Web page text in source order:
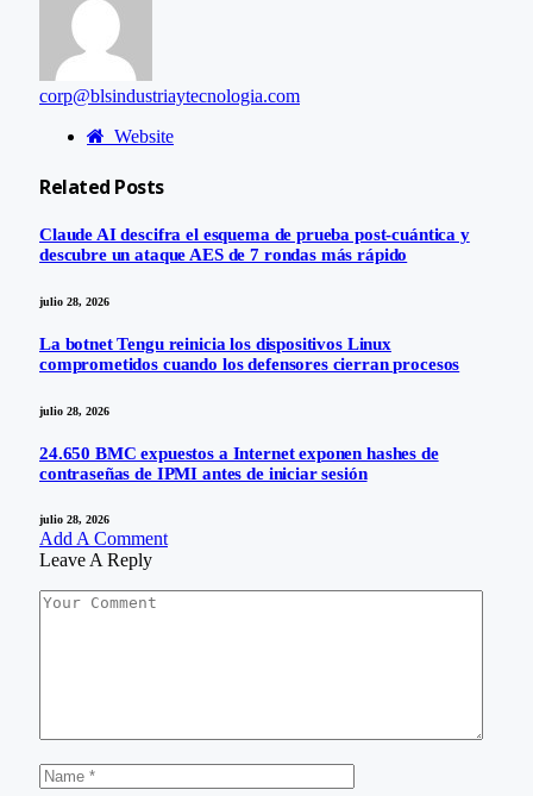
corp@blsindustriaytecnologia.com
Website
Related Posts
Claude AI descifra el esquema de prueba post-cuántica y
descubre un ataque AES de 7 rondas más rápido
julio 28, 2026
La botnet Tengu reinicia los dispositivos Linux
comprometidos cuando los defensores cierran procesos
julio 28, 2026
24.650 BMC expuestos a Internet exponen hashes de
contraseñas de IPMI antes de iniciar sesión
julio 28, 2026
Add A Comment
Leave A Reply